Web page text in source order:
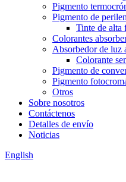
Pigmento
Pigmento de
Tinte de alta
Colorantes
Absorbedor de luz
Colorante
Pigmento de
Pigmento
Otros
Sobre nosotros
Contáctenos
Detalles de envío
Noticias
English